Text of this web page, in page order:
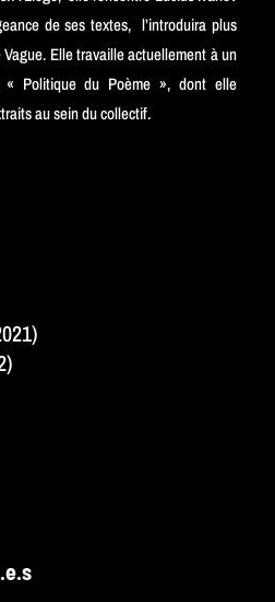
de ses textes, l’introduira plus
Elle travaille actuellement à un
« Politique du Poème », dont elle
au sein du collectif.